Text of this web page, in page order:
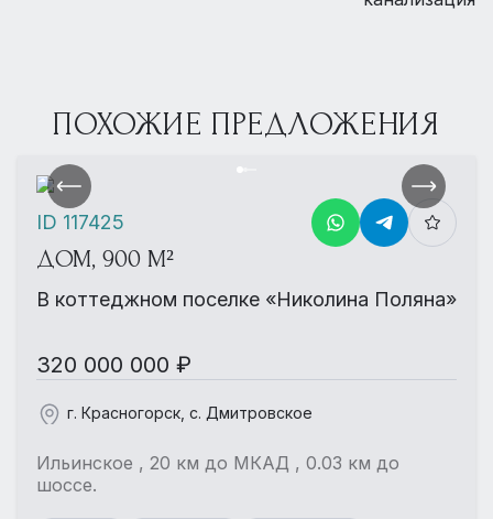
ПОХОЖИЕ ПРЕДЛОЖЕНИЯ
ДОМ, 900 М²
В коттеджном поселке «Николина Поляна»
320 000 000 ₽
г. Красногорск, с. Дмитровское
Ильинское , 20 км до МКАД , 0.03 км до
шоссе.
ID 117425